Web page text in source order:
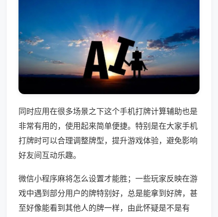
同时应用在很多场景之下这个手机打牌计算辅助也是
非常有用的，使用起来简单便捷。特别是在大家手机
打牌时可以合理调整牌型，提升游戏体验，避免影响
好友间互动乐趣。
微信小程序麻将怎么设置才能胜；一些玩家反映在游
戏中遇到部分用户的牌特别好，总是能拿到好牌，甚
至好像能看到其他人的牌一样，由此怀疑是不是有